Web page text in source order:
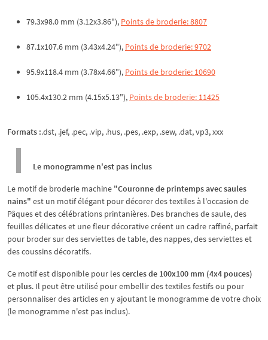
79.3x98.0 mm (3.12x3.86"), Points de broderie: 8807
87.1x107.6 mm (3.43x4.24"), Points de broderie: 9702
95.9x118.4 mm (3.78x4.66"), Points de broderie: 10690
105.4x130.2 mm (4.15x5.13"), Points de broderie: 11425
Formats :.dst, .jef, .pec, .vip, .hus, .pes, .exp, .sew, .dat, vp3, xxx
Le monogramme n'est pas inclus
Le motif de broderie machine "Couronne de printemps avec saules
nains" est un motif élégant pour décorer des textiles à l'occasion de
Pâques et des célébrations printanières. Des branches de saule, des
feuilles délicates et une fleur décorative créent un cadre raffiné, parfait
pour broder sur des serviettes de table, des nappes, des serviettes et
des coussins décoratifs.
Ce motif est disponible pour lescercles de 100x100 mm (4x4 pouces)
et plus. Il peut être utilisé pour embellir des textiles festifs ou pour
personnaliser des articles en y ajoutant le monogramme de votre choix
(le monogramme n'est pas inclus).